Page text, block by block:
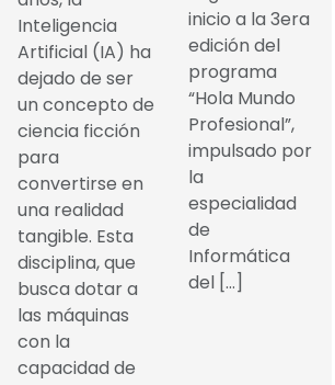
Inteligencia
Artificial (IA) ha
dejado de ser
un concepto de
ciencia ficción
para
convertirse en
una realidad
tangible. Esta
disciplina, que
busca dotar a
las máquinas
con la
capacidad de
inicio a la 3era
edición del
programa
“Hola Mundo
Profesional”,
impulsado por
la
especialidad
de
Informática
del […]